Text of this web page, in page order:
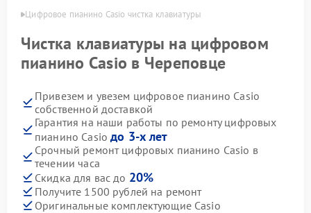
Цифровое пианино Casio чистка клавиатуры
Чистка клавиатуры на цифровом
пианино Casio в Череповце
Привезем и увезем цифровое пианино Casio
собственной доставкой
Гарантия на наши работы по ремонту цифровых
пианино Casioдо 3-х лет
Срочный ремонт цифровых пианино Casio в
течении часа
Скидка для вас до 20%
Получите 1500 рублей на ремонт
Оригинальные комплектующие Casio